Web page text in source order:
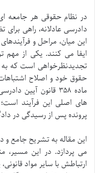
در نظام حقوقی هر جامعه
دادرسی عادلانه، راهی
این میان، مراحل و
ایفا می کنند. یکی از مهم
تجدیدنظرخواهی است که به
حقوق خود و اصلاح
ماده ۳۵۸ قانون
های اصلی این فرآیند
پرونده پس از رسیدگی در
می پردازد. در این مسیر،
ارتباطش با سایر مواد